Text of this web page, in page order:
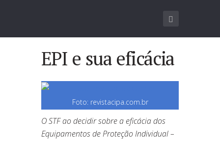
EPI e sua eficácia
Foto: revistacipa.com.br
O STF ao decidir sobre a eficácia dos
Equipamentos de Proteção Individual –